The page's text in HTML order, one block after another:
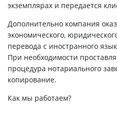
экземплярах и передается
Дополнительно компания
экономического,
перевода с иностранного
При необходимости
процедура нотариального
копирование.
Как мы работаем?